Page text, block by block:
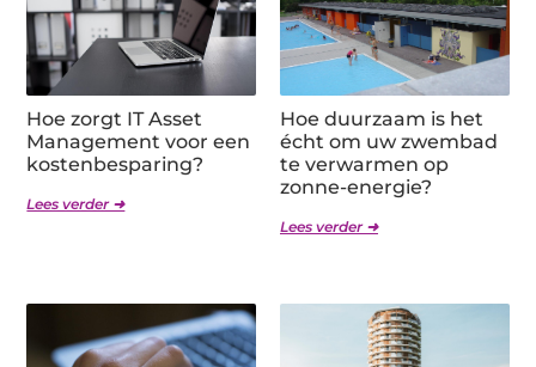
Hoe zorgt IT Asset
Management voor een
kostenbesparing?
Lees verder ➜
Hoe duurzaam is het
écht om uw zwembad
te verwarmen op
zonne-energie?
Lees verder ➜